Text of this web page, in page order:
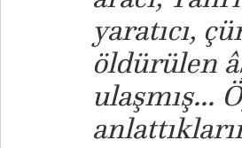
yaratıcı,
öldürülen
ulaşmış...